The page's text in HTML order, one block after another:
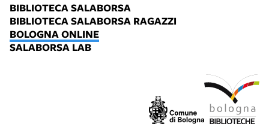
BIBLIOTECA SALABORSA
BIBLIOTECA SALABORSA RAGAZZI
BOLOGNA ONLINE
SALABORSA LAB